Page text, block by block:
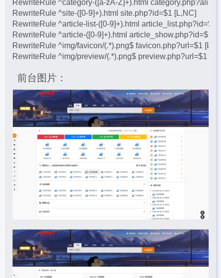
RewriteRule ^category-([a-zA-Z]+).html
RewriteRule ^site-([0-9]+).html site.php?id=$1 [L,NC]
RewriteRule ^article-list-([0-9]+).html article_list.php?id=$1
RewriteRule ^article-([0-9]+).html article_show.php?id=$1
RewriteRule ^img/favicon/(.*).png$ favicon.php?url=$1
RewriteRule ^img/preview/(.*).png$ preview.php?url=$1
前台图片：